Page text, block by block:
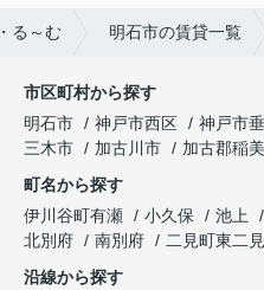
る～む 明石市の賃貸一覧
市区町村から探す
明石市
神戸市西区 神戸市
三木市
加古川市 加古郡稲
町名から探す
伊川谷町有瀬
小久保 池上
北別府
南別府 二見町東二見
沿線から探す